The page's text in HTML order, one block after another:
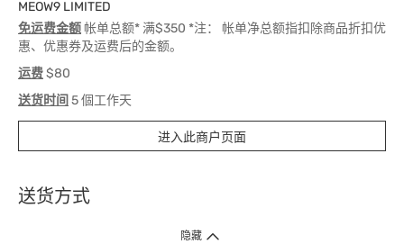
MEOW9 LIMITED
免运费金额帐单总额* 满$350 *注： 帐单净总额指扣除商品折扣优
惠、优惠券及运费后的金额。
运费$80
送货时间 5 個工作天
进入此商户页面
送货方式
1. 送货到府（受卫生署条例规管产品除外 ）
隐藏